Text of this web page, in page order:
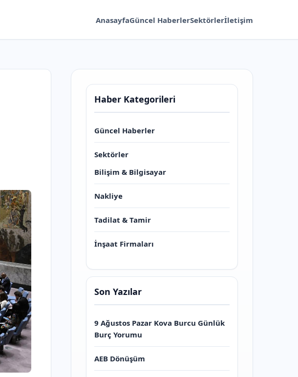
AnasayfaGüncel HaberlerSektörlerİletişim
Haber Kategorileri
Güncel Haberler
Sektörler
Bilişim & Bilgisayar
Nakliye
Tadilat & Tamir
İnşaat Firmaları
Son Yazılar
9 Ağustos Pazar Kova Burcu Günlük
Burç Yorumu
AEB Dönüşüm